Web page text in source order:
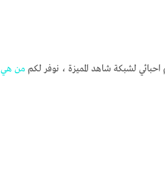
احبائي لشبكة شاهد المميزة ، نوفر لكم من هي